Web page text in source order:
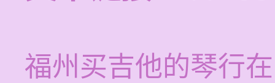
福州买吉他的琴行